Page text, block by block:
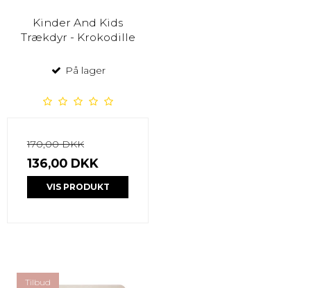
Kinder And Kids
Trækdyr - Krokodille
På lager
170,00 DKK
136,00 DKK
VIS PRODUKT
Tilbud